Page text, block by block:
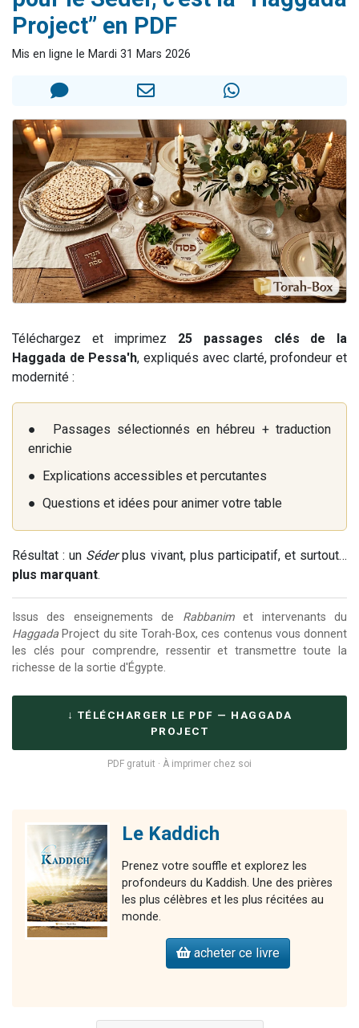
Il reste 49 places pour étudier en groupe sur Zoom
12 nouvelles musiques dans Torah-Box Music
Project” en PDF
Mis en ligne le Mardi 31 Mars 2026
Téléchargez et imprimez 25 passages clés de la
Haggada de Pessa'h, expliqués avec clarté, profondeur et
modernité :
● Passages sélectionnés en hébreu + traduction
enrichie
● Explications accessibles et percutantes
● Questions et idées pour animer votre table
Résultat : un Séderplus vivant, plus participatif, et surtout…
plus marquant.
Issus des enseignements de Rabbanimet intervenants du
Haggada Project du site Torah-Box, ces contenus vous donnent
les clés pour comprendre, ressentir et transmettre toute la
richesse de la sortie d'Égypte.
↓ TÉLÉCHARGER LE PDF — HAGGADA
PROJECT
PDF gratuit · À imprimer chez soi
Le Kaddich
Prenez votre souffle et explorez les
profondeurs du Kaddish. Une des prières
les plus célèbres et les plus récitées au
monde.
acheter ce livre